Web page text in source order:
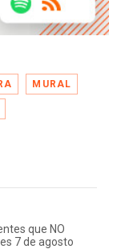
MURAL
que NO
7 de agosto